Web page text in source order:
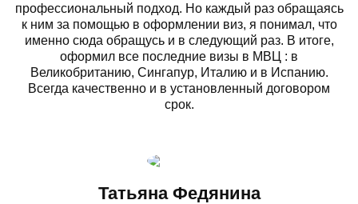
профессиональный подход. Но каждый раз обращаясь
к ним за помощью в оформлении виз, я понимал, что
именно сюда обращусь и в следующий раз. В итоге,
оформил все последние визы в МВЦ : в
Великобританию, Сингапур, Италию и в Испанию.
Всегда качественно и в установленный договором
срок.
Татьяна Федянина